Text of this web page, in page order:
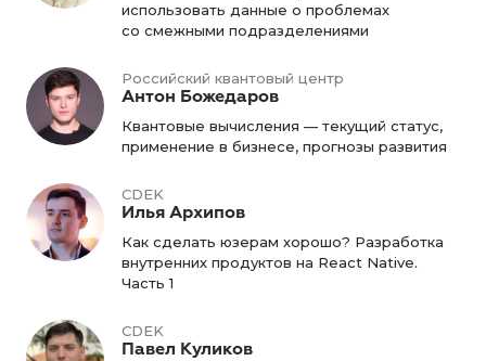
использовать данные о проблемах
со смежными подразделениями
Российский квантовый центр
Антон Божедаров
Квантовые вычисления — текущий статус,
применение в бизнесе, прогнозы развития
CDEK
Илья Архипов
Как сделать юзерам хорошо? Разработка
внутренних продуктов на React Native.
Часть 1
CDEK
Павел Куликов